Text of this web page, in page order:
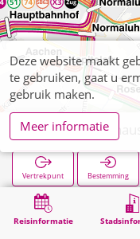
Reisinformatie
Vertrekpunt Bestemming
Volgende
Mobiliteit APAG-
Deze website maakt
te gebruiken, gaat u
gebruik maken.
Meer informatie